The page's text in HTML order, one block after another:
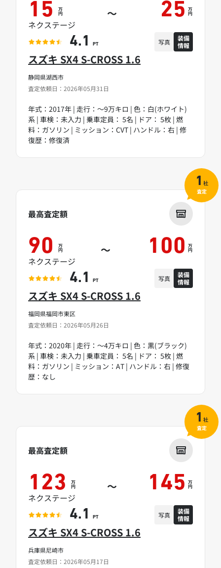
静岡県湖西市
査定依頼日：2026年05月31日
スズキ SX4 S-CROSS 1.6
年式：2017年 | 走行：～9万キロ | 色：白(ホワイト)
系 | 車検：未入力 | 乗車定員： 5名 | ドア： 5枚 | 燃
料：ガソリン | ミッション：CVT | ハンドル：右 | 修
復歴：修復済
15 万
円 ～ 25 万
円
ネクステージ
4.1 PT 写真
装備
情報
福岡県福岡市東区
査定依頼日：2026年05月26日
スズキ SX4 S-CROSS 1.6
年式：2020年 | 走行：～4万キロ | 色：黒(ブラック)
系 | 車検：未入力 | 乗車定員： 5名 | ドア： 5枚 | 燃
料：ガソリン | ミッション：AT | ハンドル：右 | 修復
歴：なし
最高査定額
90 万
円 ～ 100 万
円
ネクステージ
4.1 PT 写真
装備
情報
1 社
査定
兵庫県尼崎市
査定依頼日：2026年05月17日
スズキ SX4 S-CROSS 1.6
最高査定額
123 万
円 ～ 145 万
円
ネクステージ
4.1 PT 写真
装備
情報
1 社
査定